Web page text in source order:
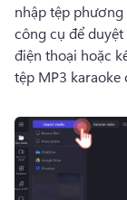
nhập tệp
công cụ để
điện thoại hoặc
tệp MP3 karaoke